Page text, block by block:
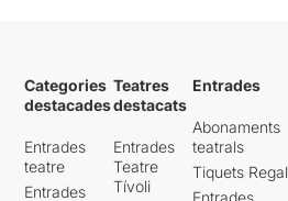
Categories
destacades
Entrades
teatre
Entrades
Teatres
destacats
Entrades
Teatre
Tívoli
Entrades
Abonaments
teatrals
Tiquets Regal
Entrades